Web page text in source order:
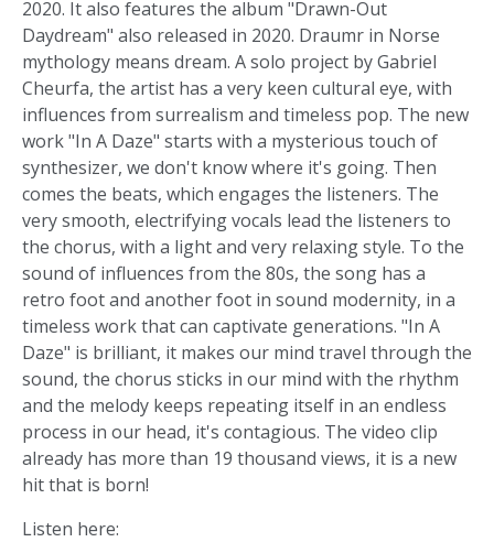
2020. It also features the album "Drawn-Out
Daydream" also released in 2020. Draumr in Norse
mythology means dream. A solo project by Gabriel
Cheurfa, the artist has a very keen cultural eye, with
influences from surrealism and timeless pop. The new
work "In A Daze" starts with a mysterious touch of
synthesizer, we don't know where it's going. Then
comes the beats, which engages the listeners. The
very smooth, electrifying vocals lead the listeners to
the chorus, with a light and very relaxing style. To the
sound of influences from the 80s, the song has a
retro foot and another foot in sound modernity, in a
timeless work that can captivate generations. "In A
Daze" is brilliant, it makes our mind travel through the
sound, the chorus sticks in our mind with the rhythm
and the melody keeps repeating itself in an endless
process in our head, it's contagious. The video clip
already has more than 19 thousand views, it is a new
hit that is born!
Listen here: